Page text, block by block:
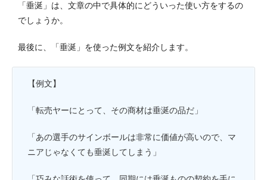
「垂涎」は、文章の中で具体的にどういった使い方をするの
でしょうか。
最後に、「垂涎」を使った例文を紹介します。
【例文】
「転売ヤーにとって、その商材は垂涎の品だ」
「あの選手のサインボールは非常に価値が高いので、マ
ニアじゃなくても垂涎してしまう」